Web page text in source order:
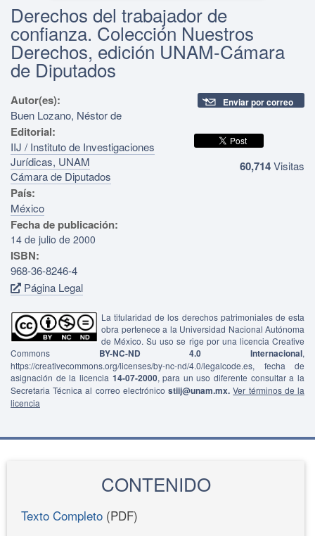
Derechos del trabajador de
confianza. Colección Nuestros
Derechos, edición UNAM-Cámara
de Diputados
Autor(es):
Buen Lozano, Néstor de
Editorial:
IIJ / Instituto de Investigaciones
Jurídicas, UNAM
Cámara de Diputados
País:
México
Fecha de publicación:
14 de julio de 2000
ISBN:
968-36-8246-4
Página Legal
Enviar por correo
60,714Visitas
La titularidad de los derechos patrimoniales de esta
obra pertenece a la Universidad Nacional Autónoma
de México. Su uso se rige por una licencia Creative
Commons BY-NC-ND 4.0 Internacional,
https://creativecommons.org/licenses/by-nc-nd/4.0/legalcode.es, fecha de
asignación de la licencia 14-07-2000, para un uso diferente consultar a la
Secretaria Técnica al correo electrónicostiij@unam.mx. Ver términos de la
licencia
CONTENIDO
Texto Completo (PDF)